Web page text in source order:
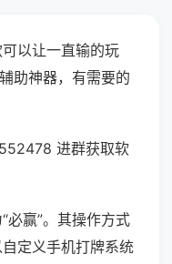
以让一直输的玩
助神器，有需要的
进群获取软
必赢”。其操作方式
定义手机打牌系统